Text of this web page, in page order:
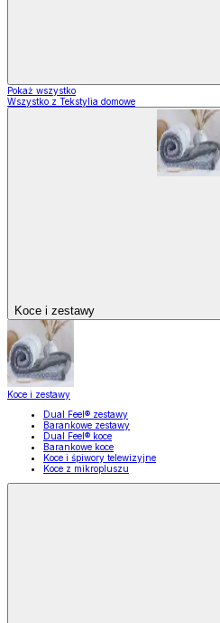
Pokaż wszystko
Wszystko z Tekstylia domowe
Koce i zestawy
Koce i zestawy
Dual Feel® zestawy
Barankowe zestawy
Dual Feel® koce
Barankowe koce
Koce i śpiwory telewizyjne
Koce z mikropluszu